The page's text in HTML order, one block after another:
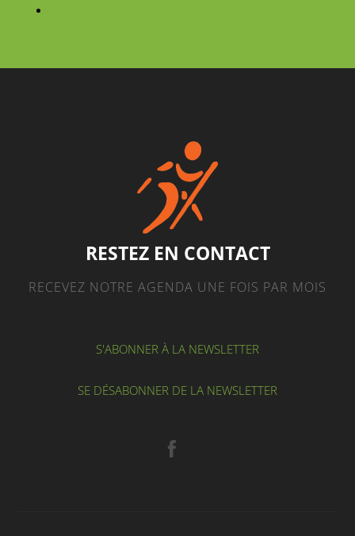
RESTEZ EN CONTACT
RECEVEZ NOTRE AGENDA UNE FOIS PAR MOIS
S'ABONNER À LA NEWSLETTER
SE DÉSABONNER DE LA NEWSLETTER